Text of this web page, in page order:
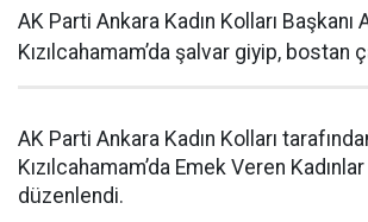
AK Parti Ankara Kadın Kolları Başkanı
Kızılcahamam’da şalvar giyip, bostan
AK Parti Ankara Kadın Kolları
Kızılcahamam’da Emek Veren
düzenlendi.